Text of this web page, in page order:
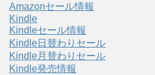
Amazonセール情報
Kindle
Kindleセール情報
Kindle日替わりセール
Kindle月替わりセール
Kindle発売情報